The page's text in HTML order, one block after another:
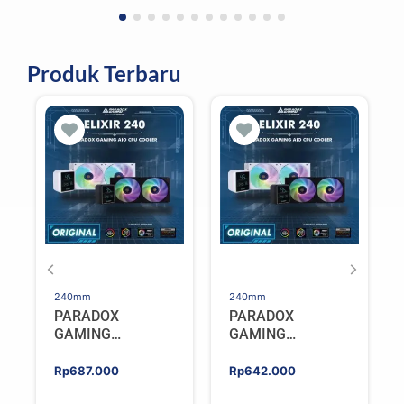
Produk Terbaru
240mm
PARADOX
GAMING
ELIXIR 240 – AIO
Rp687.000
240mm
PARADOX
GAMING
ELIXIR 240 – AIO
Rp642.000